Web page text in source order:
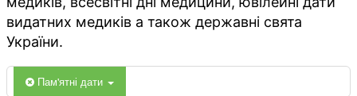
видатних медиків а також державні свята
України.
Пам'ятні дати